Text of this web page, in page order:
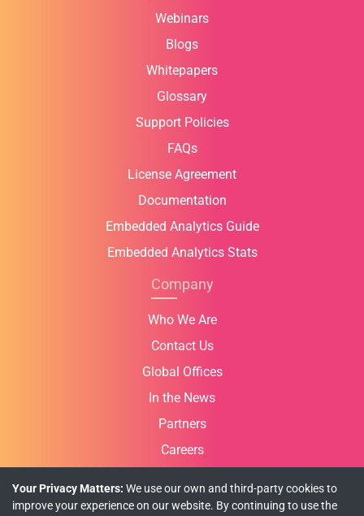
Webinars
Blogs
Whitepapers
Glossary
Support Policies
FAQs
License Agreement
Documentation
Embedded Analytics Guide
Embedded Analytics Stats
Company
Who We Are
Contact Us
Global Offices
In the News
Partners
Careers
Your Privacy Matters: We use our own and third-party cookies to
improve your experience on our website. By continuing to use the